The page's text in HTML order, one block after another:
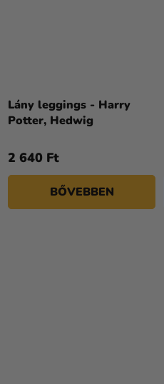
Lány leggings - Harry
Potter, Hedwig
2 640 Ft
BŐVEBBEN